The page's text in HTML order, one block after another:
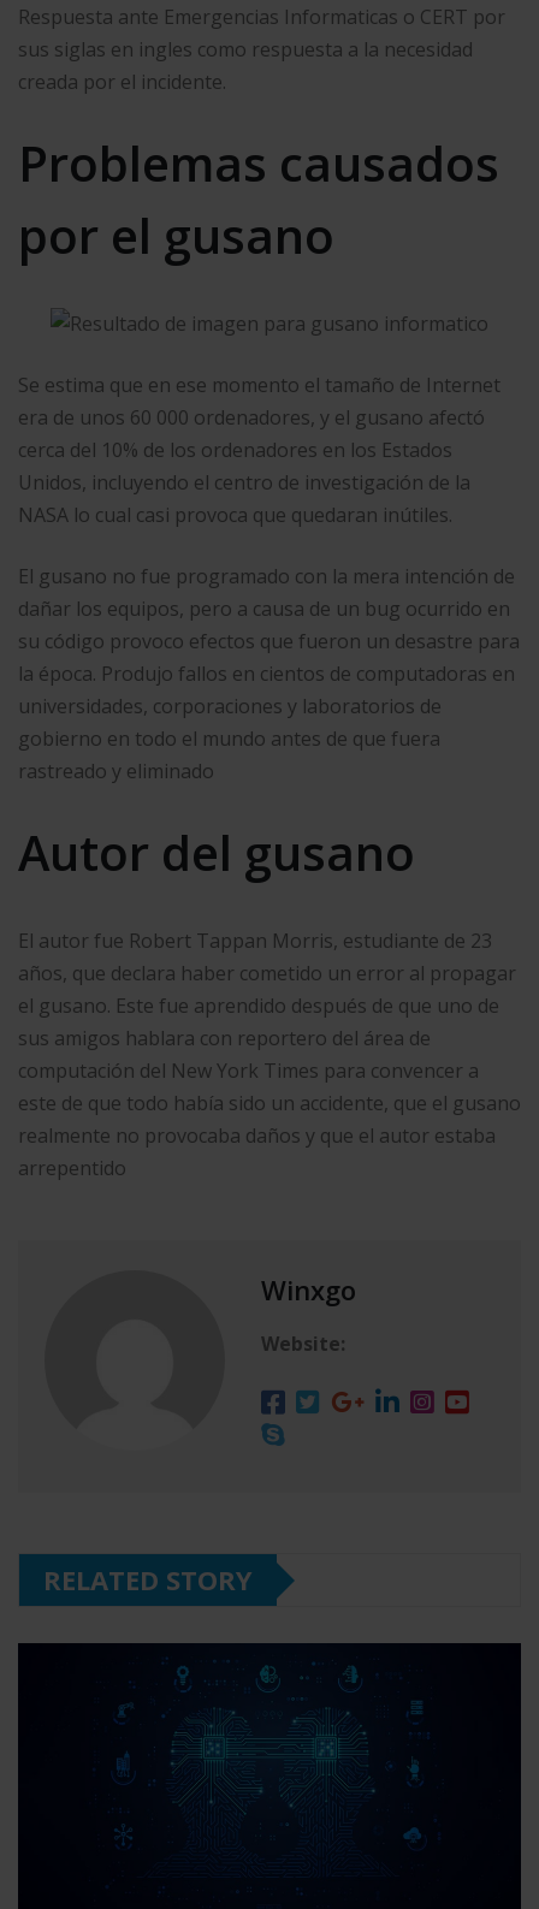
Respuesta ante Emergencias Informaticas o CERT por
sus siglas en ingles como respuesta a la necesidad
creada por el incidente.
Problemas causados
por el gusano
Se estima que en ese momento el tamaño de Internet
era de unos 60 000 ordenadores, y el gusano afectó
cerca del 10% de los ordenadores en los Estados
Unidos, incluyendo el centro de investigación de la
NASA lo cual casi provoca que quedaran inútiles.
El gusano no fue programado con la mera intención de
dañar los equipos, pero a causa de un bug ocurrido en
su código provoco efectos que fueron un desastre para
la época. Produjo fallos en cientos de computadoras en
universidades, corporaciones y laboratorios de
gobierno en todo el mundo antes de que fuera
rastreado y eliminado
Autor del gusano
El autor fue Robert Tappan Morris, estudiante de 23
años, que declara haber cometido un error al propagar
el gusano. Este fue aprendido después de que uno de
sus amigos hablara con reportero del área de
computación del New York Times para convencer a
este de que todo había sido un accidente, que el gusano
realmente no provocaba daños y que el autor estaba
arrepentido
Winxgo
Website:
RELATED STORY